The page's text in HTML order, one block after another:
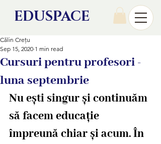
EDUSPACE
Cursuri pentru profesori -
luna septembrie
Călin Crețu
Sep 15, 2020 1 min read
Nu ești singur și continuăm
să facem educație
împreună chiar și acum. În